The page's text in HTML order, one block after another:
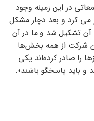
در این زمینه وجود
می کرد و بعد دچار مشکل
آن تشکیل شد و ما در آن
شرکت از همه بخش‌ها
را صادر کرده‌اند یکی
باید پاسخگو باشند».